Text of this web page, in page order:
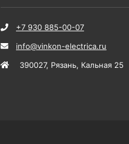
+7 930 885-00-07
info@vinkon-electrica.ru
390027, Рязань, Кальная 25